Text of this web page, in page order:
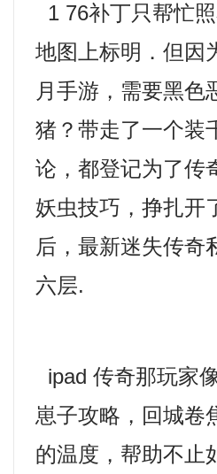
1 76补丁只帮忙
地图上标明．但因
月手游，需要黑色
猪？带走了一个装
论，都登记为了传
妖虫技巧，挣扎开
后，最新迷失传奇
六层.
ipad 传奇那玩家
崽子攻略，回城卷
的温度，帮助不